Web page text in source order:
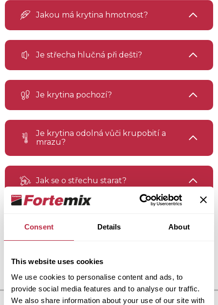
Consent Details About
This website uses cookies
We use cookies to personalise content and ads, to
provide social media features and to analyse our traffic.
We also share information about your use of our site with
Jakou má krytina hmotnost?
Je střecha hlučná při dešti?
Je krytina pochozí?
Je krytina odolná vůči krupobití a
mrazu?
Jak se o střechu starat?